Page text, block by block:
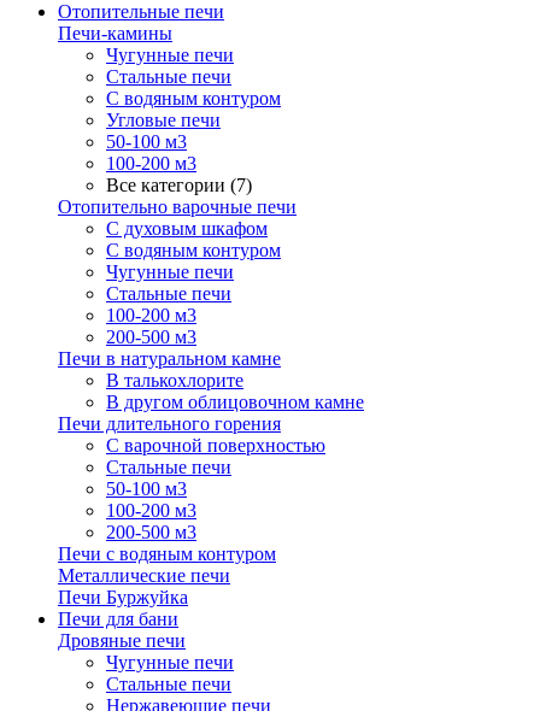
Отопительные печи
Печи-камины
Чугунные печи
Стальные печи
С водяным контуром
Угловые печи
50-100 м3
100-200 м3
Все категории (7)
Отопительно варочные печи
С духовым шкафом
С водяным контуром
Чугунные печи
Стальные печи
100-200 м3
200-500 м3
Печи в натуральном камне
В талькохлорите
В другом облицовочном камне
Печи длительного горения
С варочной поверхностью
Стальные печи
50-100 м3
100-200 м3
200-500 м3
Печи с водяным контуром
Металлические печи
Печи Буржуйка
Печи для бани
Дровяные печи
Чугунные печи
Стальные печи
Нержавеющие печи